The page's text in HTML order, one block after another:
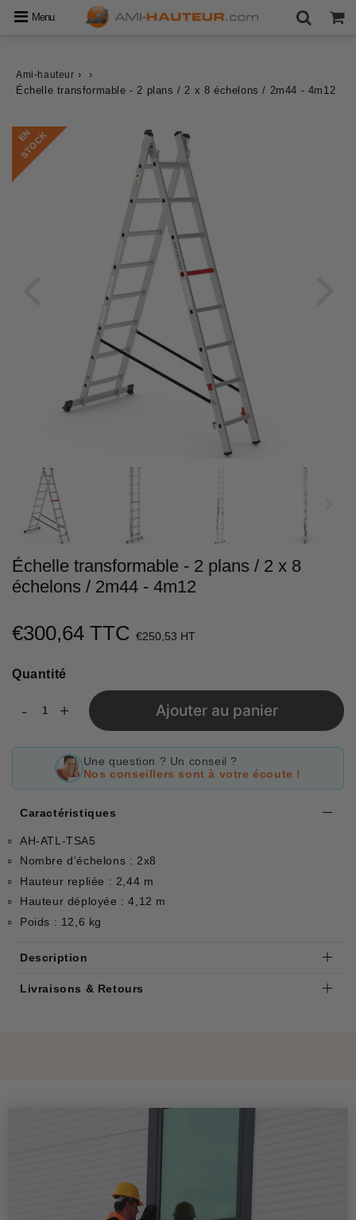
Menu
Ami-hauteur ›
›
Échelle transformable - 2 plans / 2 x 8 échelons / 2m44 - 4m12
E
N
S
T
O
C
K
Échelle transformable - 2 plans / 2 x 8
échelons / 2m44 - 4m12
€300,64 TTC €250,53 HT
price
Quantité
- + Ajouter au panier
Une question ? Un conseil ?
Nos conseillers sont à votre écoute !
Caractéristiques
AH-ATL-TSA5
Nombre d'échelons : 2x8
Hauteur repliée : 2,44 m
Hauteur déployée : 4,12 m
Poids : 12,6 kg
Description
Livraisons & Retours